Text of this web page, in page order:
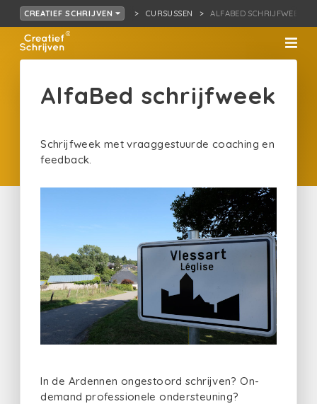
CREATIEF SCHRIJVEN CURSUSSEN ALFABED SCHRIJFWEEK
AlfaBed schrijfweek
Schrijfweek met vraaggestuurde coaching en
feedback.
In de Ardennen ongestoord schrijven? On-
demand professionele ondersteuning?